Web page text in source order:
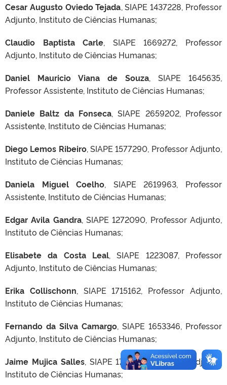
Cesar Augusto Oviedo Tejada, SIAPE 1437228, Professor
Adjunto, Instituto de Ciências Humanas;
Claudio Baptista Carle, SIAPE 1669272, Professor
Adjunto, Instituto de Ciências Humanas;
Daniel Mauricio Viana de Souza, SIAPE 1645635,
Professor Assistente, Instituto de Ciências Humanas;
Daniele Baltz da Fonseca, SIAPE 2659202, Professor
Assistente, Instituto de Ciências Humanas;
Diego Lemos Ribeiro, SIAPE 1577290, Professor Adjunto,
Instituto de Ciências Humanas;
Daniela Miguel Coelho, SIAPE 2619963, Professor
Assistente, Instituto de Ciências Humanas;
Edgar Avila Gandra, SIAPE 1272090, Professor Adjunto,
Instituto de Ciências Humanas;
Elisabete da Costa Leal, SIAPE 1223087, Professor
Adjunto, Instituto de Ciências Humanas;
Erika Collischonn, SIAPE 1715162, Professor Adjunto,
Instituto de Ciências Humanas;
Fernando da Silva Camargo, SIAPE 1653346, Professor
Adjunto, Instituto de Ciências Humanas;
Jaime Mujica Salles, SIAPE 1712418, Professor Adjunto,
Instituto de Ciências Humanas;